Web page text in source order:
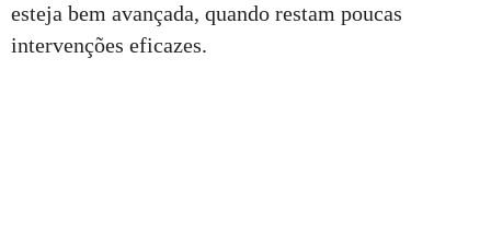
esteja bem avançada, quando restam poucas
intervenções eficazes.